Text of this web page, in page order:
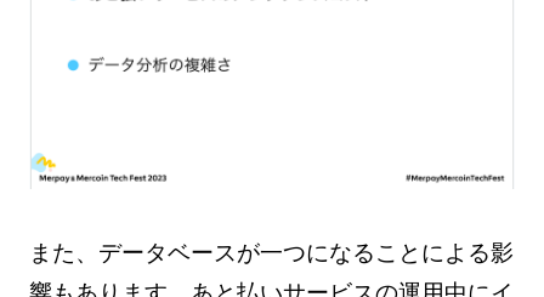
また、データベースが一つになることによる影